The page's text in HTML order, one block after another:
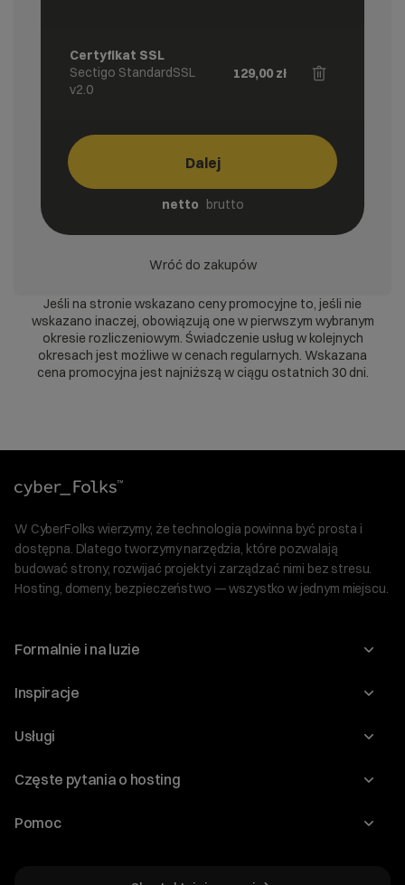
Certyfikat SSL
Sectigo StandardSSL
v2.0
129,00 zł
Dalej
netto brutto
Wróć do zakupów
Jeśli na stronie wskazano ceny promocyjne to, jeśli nie
wskazano inaczej, obowiązują one w pierwszym wybranym
okresie rozliczeniowym. Świadczenie usług w kolejnych
okresach jest możliwe w cenach regularnych. Wskazana
cena promocyjna jest najniższą w ciągu ostatnich 30 dni.
W CyberFolks wierzymy, że technologia powinna być prosta i
dostępna. Dlatego tworzymy narzędzia, które pozwalają
budować strony, rozwijać projekty i zarządzać nimi bez stresu.
Hosting, domeny, bezpieczeństwo — wszystko w jednym miejscu.
Formalnie i na luzie
O nas
Program Korzyści dla Inwestorów
Regulaminy i specyfikacje
Inspiracje
Blog
WordPress
Audyt stron
Usługi
Domeny
Częste pytania o hosting
Jak przenieść stronę?
Pomoc